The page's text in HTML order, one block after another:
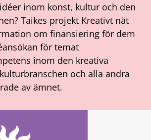
inom konst, kultur och den
Taikes projekt Kreativt nät
om finansiering för dem
för temat
inom den kreativa
och alla andra
av ämnet.